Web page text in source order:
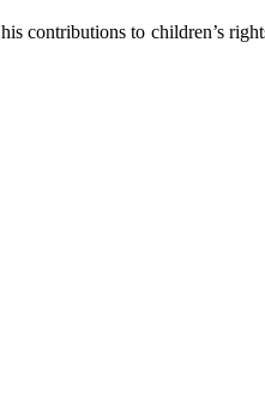
to children’s